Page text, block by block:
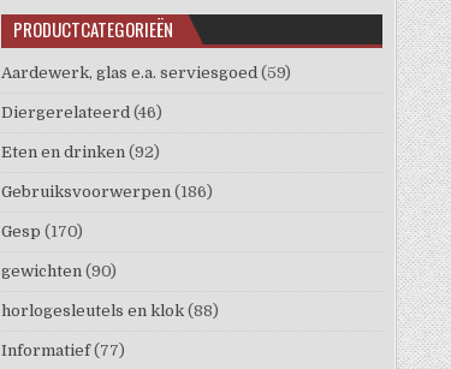
PRODUCTCATEGORIEËN
Aardewerk, glas e.a. serviesgoed (59)
Diergerelateerd (46)
Eten en drinken (92)
Gebruiksvoorwerpen (186)
Gesp (170)
gewichten (90)
horlogesleutels en klok (88)
Informatief (77)